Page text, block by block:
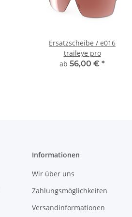
Ersatzscheibe / e016
traileye pro
ab 56,00 € *
Informationen
Wir über uns
Zahlungsmöglichkeiten
Versandinformationen